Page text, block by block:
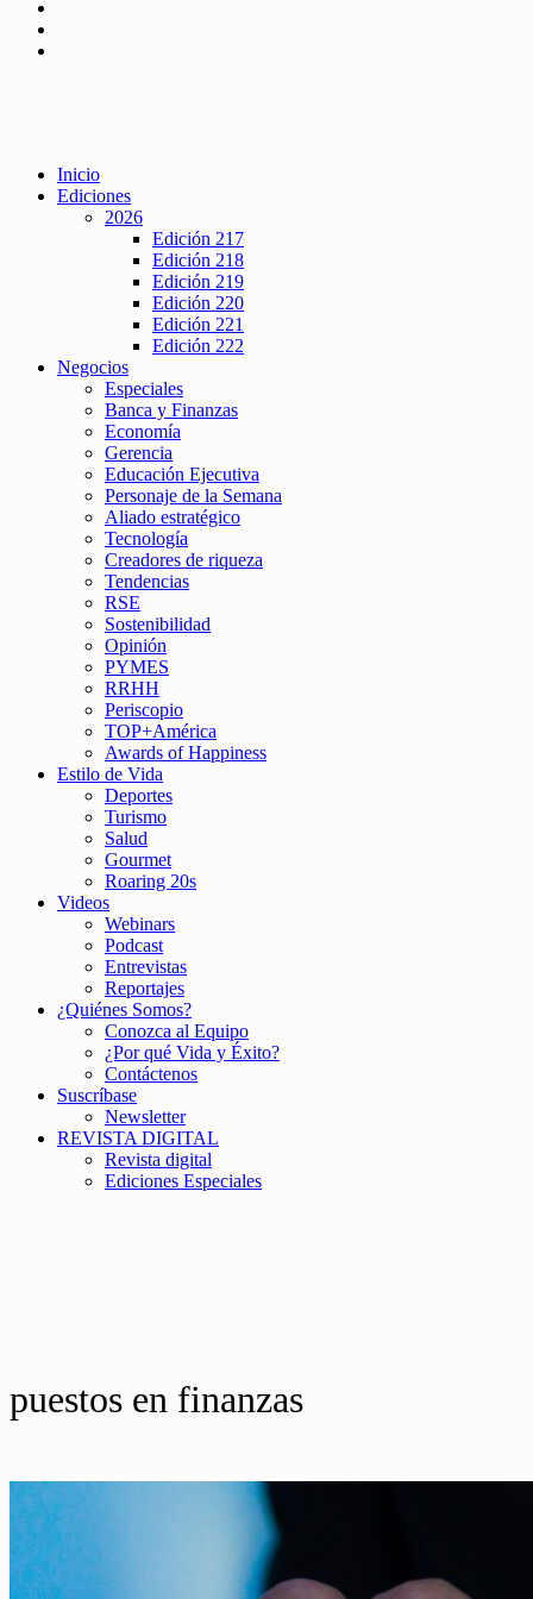
Inicio
Ediciones
2026
Edición 217
Edición 218
Edición 219
Edición 220
Edición 221
Edición 222
Negocios
Especiales
Banca y Finanzas
Economía
Gerencia
Educación Ejecutiva
Personaje de la Semana
Aliado estratégico
Tecnología
Creadores de riqueza
Tendencias
RSE
Sostenibilidad
Opinión
PYMES
RRHH
Periscopio
TOP+América
Awards of Happiness
Estilo de Vida
Deportes
Turismo
Salud
Gourmet
Roaring 20s
Videos
Webinars
Podcast
Entrevistas
Reportajes
¿Quiénes Somos?
Conozca al Equipo
¿Por qué Vida y Éxito?
Contáctenos
Suscríbase
Newsletter
REVISTA DIGITAL
Revista digital
Ediciones Especiales
puestos en finanzas